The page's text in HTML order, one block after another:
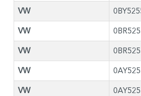
VW
VW
VW
VW
VW